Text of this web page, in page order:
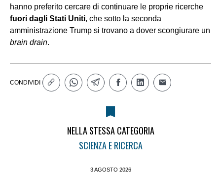
hanno preferito cercare di continuare le proprie ricerche
fuori dagli Stati Uniti, che sotto la seconda
amministrazione Trump si trovano a dover scongiurare un
brain drain.
CONDIVIDI
NELLA STESSA CATEGORIA
SCIENZA E RICERCA
3 AGOSTO 2026